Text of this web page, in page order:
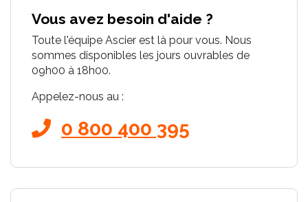
Vous avez besoin d'aide ?
Toute l'équipe Ascier est là pour vous. Nous
sommes disponibles les jours ouvrables de
09h00 à 18h00.
Appelez-nous au :
0 800 400 395